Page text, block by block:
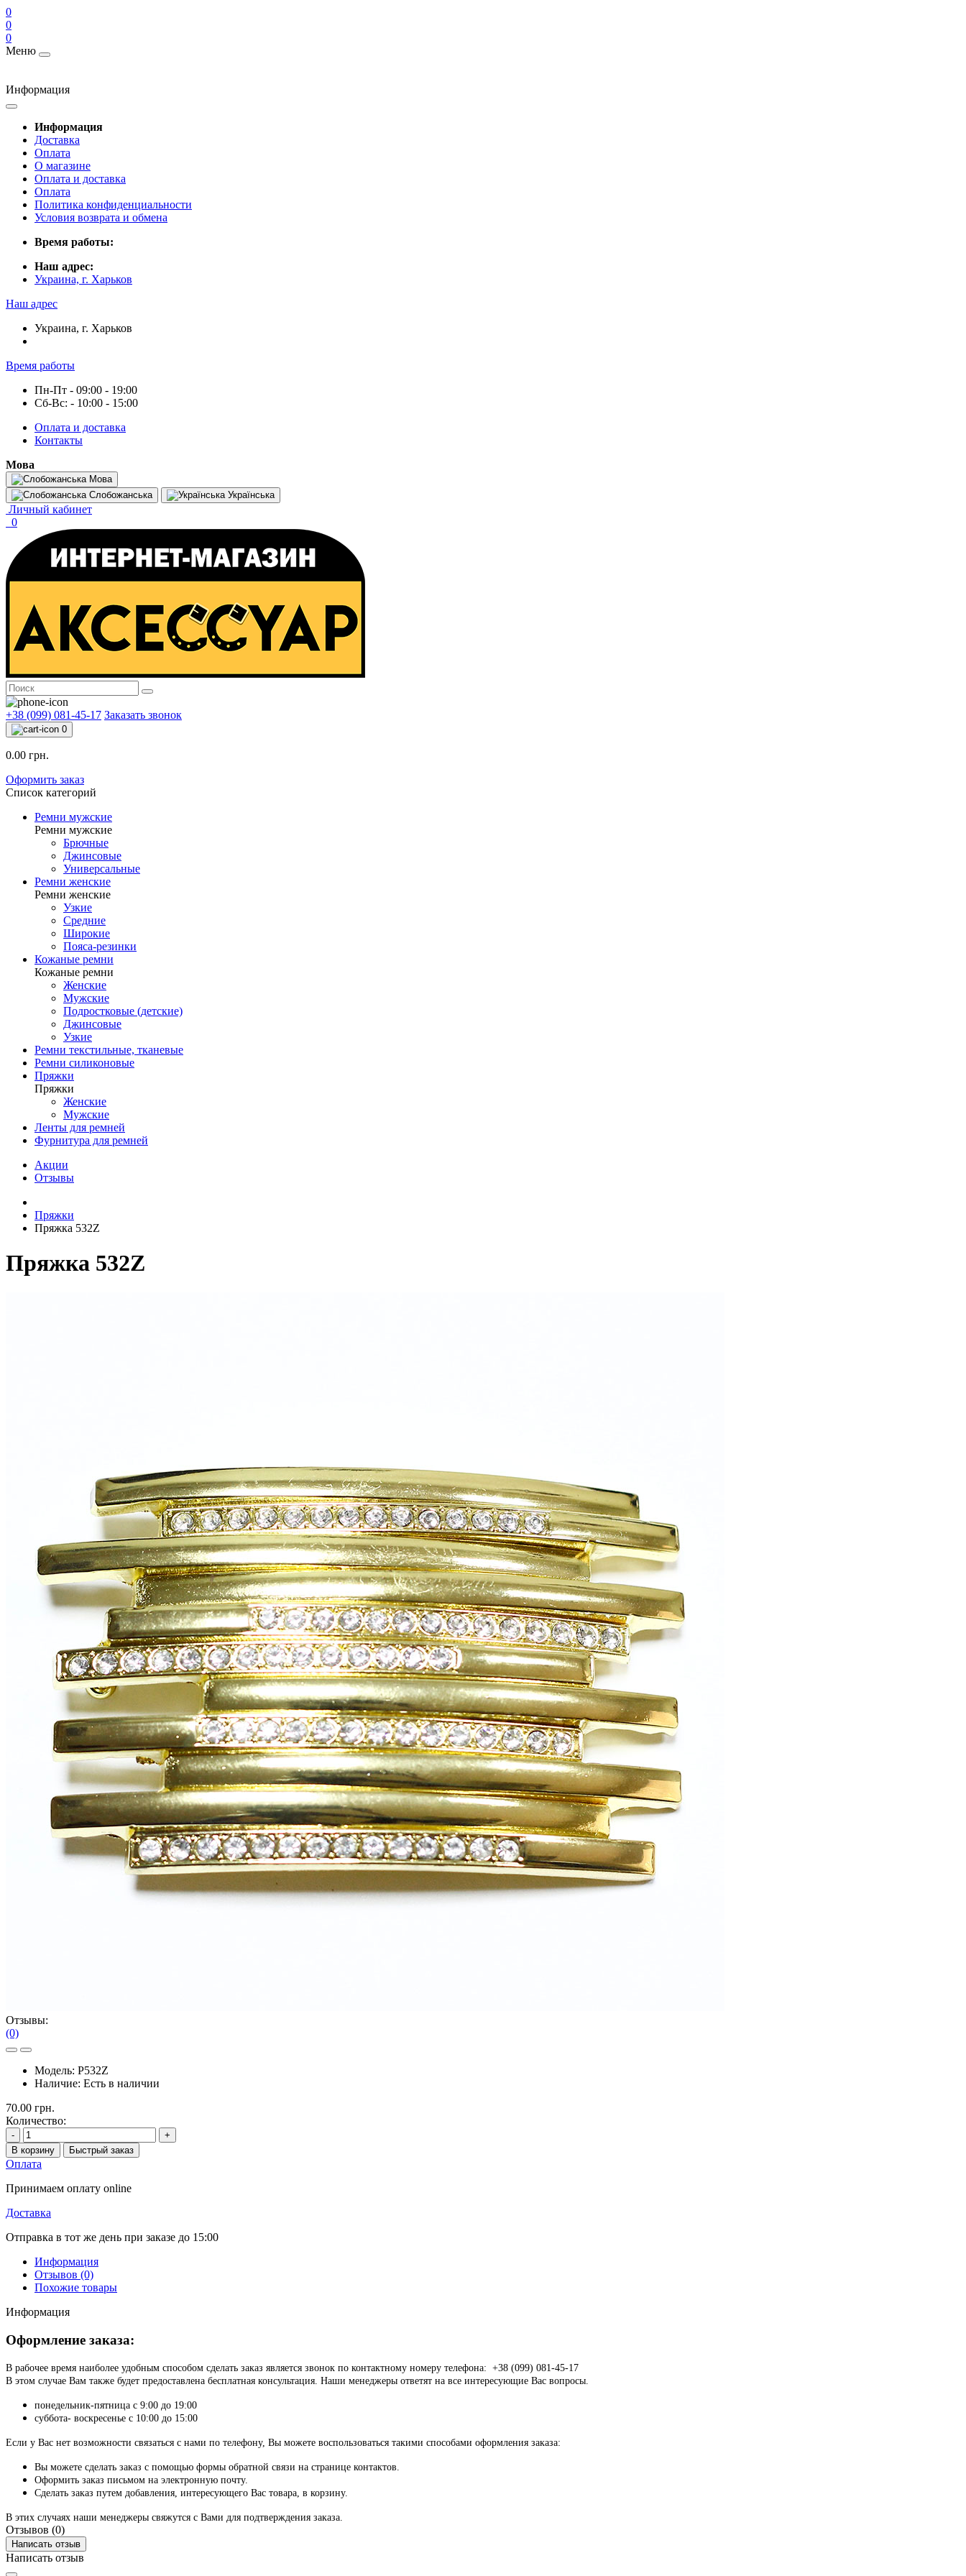
0
0
0
Меню
Информация
Информация
Доставка
Оплата
О магазине
Оплата и доставка
Оплата
Политика конфиденциальности
Условия возврата и обмена
Время работы:
Наш адрес:
Украина, г. Харьков
Наш адрес
Украина, г. Харьков
Время работы
Пн-Пт - 09:00 - 19:00
Сб-Вс: - 10:00 - 15:00
Оплата и доставка
Контакты
Мова
Мова
Слобожанська
Українська
Личный кабинет
0
+38 (099) 081-45-17 Заказать звонок
0
0.00 грн.
Оформить заказ
Список категорий
Ремни мужские
Ремни мужские
Брючные
Джинсовые
Универсальные
Ремни женские
Ремни женские
Узкие
Средние
Широкие
Пояса-резинки
Кожаные ремни
Кожаные ремни
Женские
Мужские
Подростковые (детские)
Джинсовые
Узкие
Ремни текстильные, тканевые
Ремни силиконовые
Пряжки
Пряжки
Женские
Мужские
Ленты для ремней
Фурнитура для ремней
Акции
Отзывы
Пряжки
Пряжка 532Z
Пряжка 532Z
Отзывы:
(0)
Модель: P532Z
Наличие: Есть в наличии
70.00 грн.
Количество:
-
+
В корзину
Быстрый заказ
Оплата
Принимаем оплату online
Доставка
Отправка в тот же день при заказе до 15:00
Информация
Отзывов (0)
Похожие товары
Информация
Оформление заказа:
В рабочее время наиболее удобным способом сделать заказ является звонок по контактному номеру телефона: +38 (099) 081-45-17
В этом случае Вам также будет предоставлена бесплатная консультация. Наши менеджеры ответят на все интересующие Вас вопросы.
понедельник-пятница с 9:00 до 19:00
суббота- воскресенье с 10:00 до 15:00
Если у Вас нет возможности связаться с нами по телефону, Вы можете воспользоваться такими способами оформления заказа:
Вы можете сделать заказ с помощью формы обратной связи на странице контактов.
Оформить заказ письмом на электронную почту.
Сделать заказ путем добавления, интересующего Вас товара, в корзину.
В этих случаях наши менеджеры свяжутся с Вами для подтверждения заказа.
Отзывов (0)
Написать отзыв
Написать отзыв